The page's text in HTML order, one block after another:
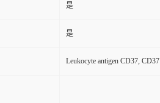
是
是
Leukocyte antigen CD37, CD37